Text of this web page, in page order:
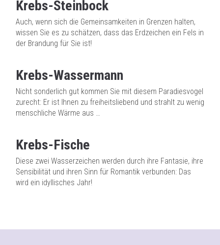
Krebs-Steinbock
Auch, wenn sich die Gemeinsamkeiten in Grenzen halten,
wissen Sie es zu schätzen, dass das Erdzeichen ein Fels in
der Brandung für Sie ist!
Krebs-Wassermann
Nicht sonderlich gut kommen Sie mit diesem Paradiesvogel
zurecht: Er ist Ihnen zu freiheitsliebend und strahlt zu wenig
menschliche Wärme aus …
Krebs-Fische
Diese zwei Wasserzeichen werden durch ihre Fantasie, ihre
Sensibilität und ihren Sinn für Romantik verbunden: Das
wird ein idyllisches Jahr!